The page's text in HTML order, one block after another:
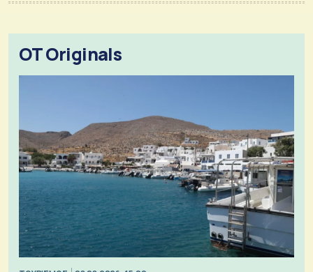
OT Originals